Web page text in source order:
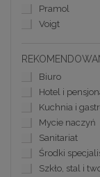
Pramol
Voigt
Biuro
Hotel i
Kuchnia i
Mycie naczyń
Sanitariat
Środki
Szkło, stal i